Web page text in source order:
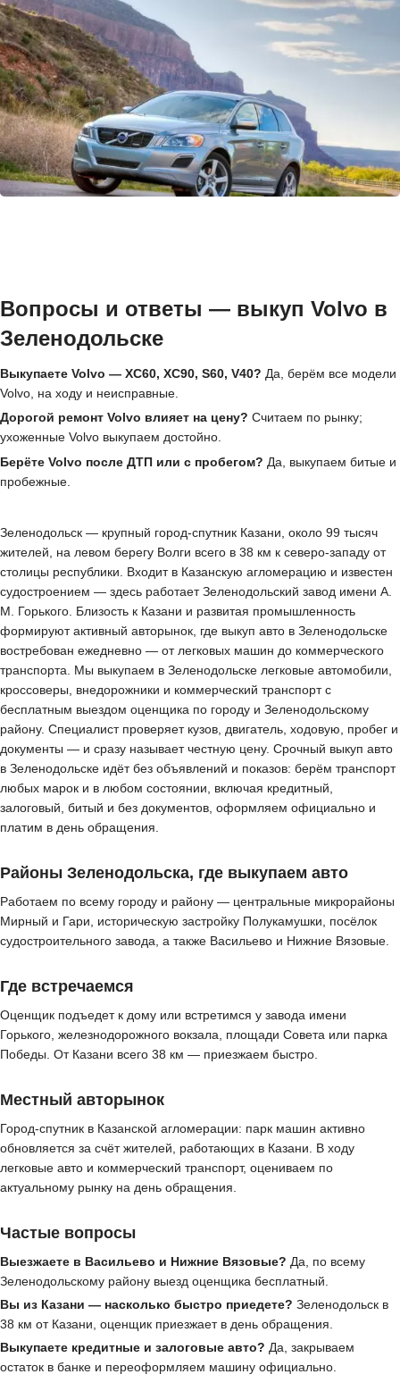
Вопросы и ответы — выкуп Volvo в
Зеленодольске
Выкупаете Volvo — XC60, XC90, S60, V40? Да, берём все модели
Volvo, на ходу и неисправные.
Дорогой ремонт Volvo влияет на цену? Считаем по рынку;
ухоженные Volvo выкупаем достойно.
Берёте Volvo после ДТП или с пробегом? Да, выкупаем битые и
пробежные.
Зеленодольск — крупный город-спутник Казани, около 99 тысяч
жителей, на левом берегу Волги всего в 38 км к северо-западу от
столицы республики. Входит в Казанскую агломерацию и известен
судостроением — здесь работает Зеленодольский завод имени А.
М. Горького. Близость к Казани и развитая промышленность
формируют активный авторынок, где выкуп авто в Зеленодольске
востребован ежедневно — от легковых машин до коммерческого
транспорта. Мы выкупаем в Зеленодольске легковые автомобили,
кроссоверы, внедорожники и коммерческий транспорт с
бесплатным выездом оценщика по городу и Зеленодольскому
району. Специалист проверяет кузов, двигатель, ходовую, пробег и
документы — и сразу называет честную цену. Срочный выкуп авто
в Зеленодольске идёт без объявлений и показов: берём транспорт
любых марок и в любом состоянии, включая кредитный,
залоговый, битый и без документов, оформляем официально и
платим в день обращения.
Районы Зеленодольска, где выкупаем авто
Работаем по всему городу и району — центральные микрорайоны
Мирный и Гари, историческую застройку Полукамушки, посёлок
судостроительного завода, а также Васильево и Нижние Вязовые.
Где встречаемся
Оценщик подъедет к дому или встретимся у завода имени
Горького, железнодорожного вокзала, площади Совета или парка
Победы. От Казани всего 38 км — приезжаем быстро.
Местный авторынок
Город-спутник в Казанской агломерации: парк машин активно
обновляется за счёт жителей, работающих в Казани. В ходу
легковые авто и коммерческий транспорт, оцениваем по
актуальному рынку на день обращения.
Частые вопросы
Выезжаете в Васильево и Нижние Вязовые? Да, по всему
Зеленодольскому району выезд оценщика бесплатный.
Вы из Казани — насколько быстро приедете? Зеленодольск в
38 км от Казани, оценщик приезжает в день обращения.
Выкупаете кредитные и залоговые авто? Да, закрываем
остаток в банке и переоформляем машину официально.